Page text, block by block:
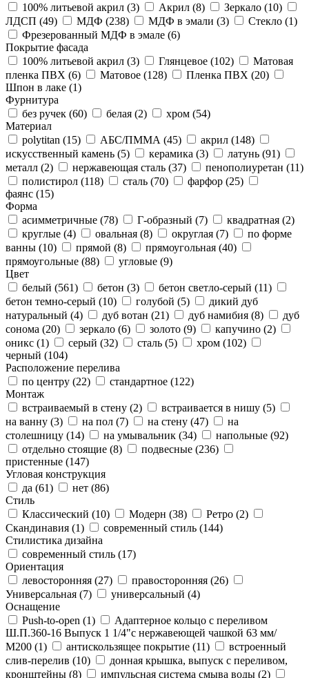
100% литьевой акрил (3) Акрил (8) Зеркало (10)
ЛДСП (49) МДФ (238) МДФ в эмали (3) Стекло (1)
Фрезерованный МДФ в эмале (6)
Покрытие фасада
100% литьевой акрил (3) Глянцевое (102)
Матовая
пленка ПВХ (6) Матовое (128) Пленка ПВХ (20)
Шпон в лаке (1)
Фурнитура
без ручек (60) белая (2) хром (54)
Материал
polytitan (15) АБС/ПММА (45) акрил (148)
искусственный камень (5) керамика (3) латунь (91)
металл (2) нержавеющая сталь (37) пенополиуретан (11)
полистирол (118) сталь (70) фарфор (25)
фаянс (15)
Форма
асимметричные (78) Г-образный (7) квадратная (2)
круглые (4) овальная (8) округлая (7)
по форме
ванны (10) прямой (8) прямоугольная (40)
прямоугольные (88) угловые (9)
Цвет
белый (561) бетон (3) бетон светло-серый (11)
бетон темно-серый (10) голубой (5)
дикий дуб
натуральный (4) дуб вотан (21) дуб намибия (8)
дуб
сонома (20) зеркало (6) золото (9) капучино (2)
оникс (1) серый (32) сталь (5) хром (102)
черный (104)
Расположение перелива
по центру (22) стандартное (122)
Монтаж
встраиваемый в стену (2) встраивается в нишу (5)
на ванну (3) на пол (7) на стену (47)
на
столешницу (14) на умывальник (34) напольные (92)
отдельно стоящие (8) подвесные (236)
пристенные (147)
Угловая конструкция
да (61) нет (86)
Стиль
Классический (10) Модерн (38) Ретро (2)
Скандинавия (1) современный стиль (144)
Стилистика дизайна
современный стиль (17)
Ориентация
левосторонняя (27) правосторонняя (26)
Универсальная (7) универсальный (4)
Оснащение
Push-to-open (1)
Адаптерное кольцо с переливом
Ш.П.360-16 Выпуск 1 1/4"с нержавеющей чашкой 63 мм/
М200 (1) антискользящее покрытие (11)
встроенный
слив-перелив (10)
донная крышка, выпуск с переливом,
кронштейны (8) импульсная система смыва воды (2)